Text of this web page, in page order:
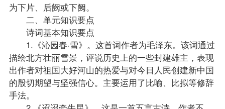
为下片、后阙或下阙。
二、单元知识要点
诗词基本知识要点
1.《沁园春·雪》。这首词作者为毛泽东。该词通过
描绘北方壮丽雪景，评说历史上的一些封建雄主，表现
出作者对祖国大好河山的热爱与对今日人民创建新中国
的殷切期望与坚强信心。主要运用了比喻、比拟等修辞
手法。